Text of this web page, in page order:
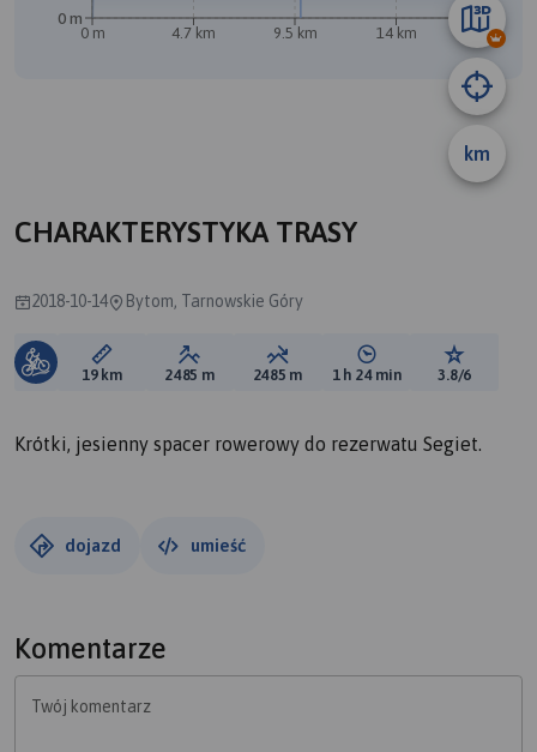
km
0 m 4.7 km 9.5 km 14 km 19 km
0 m
CHARAKTERYSTYKA TRASY
2018-10-14 Bytom, Tarnowskie Góry
Długość trasy:
19 km Suma przewyższeń:
2485 m Suma spadków:
2485 m Średni czas potrzebny
1 h 24 min Ocena
3.8/6
Krótki, jesienny spacer rowerowy do rezerwatu Segiet.
dojazd umieść
Komentarze
Twój komentarz